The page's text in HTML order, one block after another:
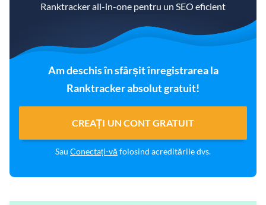
Ranktracker all-in-one pentru un SEO eficient
Am deschis în sfârșit înregistrarea la
Ranktracker absolut gratuit!
CREAȚI UN CONT GRATUIT
Sau Conectați-vă folosind acreditările dvs.